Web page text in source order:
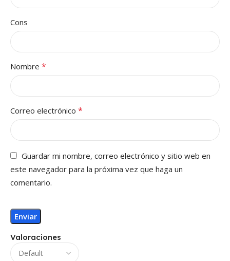
Valoraciones
Cons
Nombre *
Correo electrónico *
Guardar mi nombre, correo electrónico y sitio web en
este navegador para la próxima vez que haga un
comentario.